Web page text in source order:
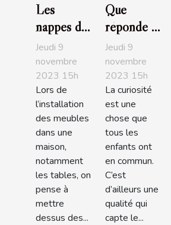
Les
nappes de
table :
parlons-
en !
Jeudi 9
novembre
2023 15h
Lors de
l’installation
des meubles
dans une
maison,
notamment
les tables, on
pense à
mettre
dessus des...
Que
réponde à
l’enfant
qui
demande
l’origine
des bébés
?
Jeudi 9
novembre
2023 15h
La curiosité
est une
chose que
tous les
enfants ont
en commun.
C’est
d’ailleurs une
qualité qui
capte le...